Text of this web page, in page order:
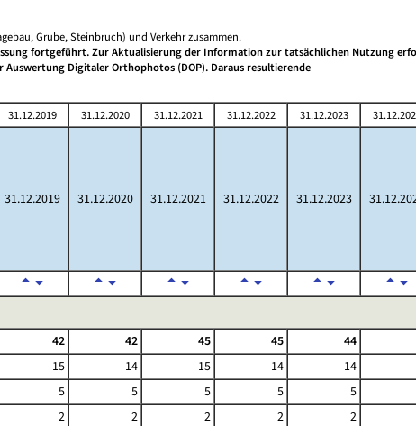
Grube, Steinbruch) und Verkehr zusammen.
fortgeführt. Zur Aktualisierung der Information zur tatsächlichen Nutzung
Auswertung Digitaler Orthophotos (DOP). Daraus resultierende
31.12.2019 31.12.2020 31.12.2021 31.12.2022 31.12.2023
31.12.2019 31.12.2020 31.12.2021 31.12.2022 31.12.2023
42 42 45 45
44
15 14 15 14
14
5 5 5 5
5
2 2 2 2
2